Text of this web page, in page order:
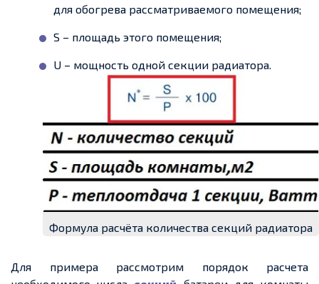
для обогрева рассматриваемого помещения;
S – площадь этого помещения;
U – мощность одной секции радиатора.
Формула расчёта количества секций радиатора
Для примера рассмотрим порядок расчета